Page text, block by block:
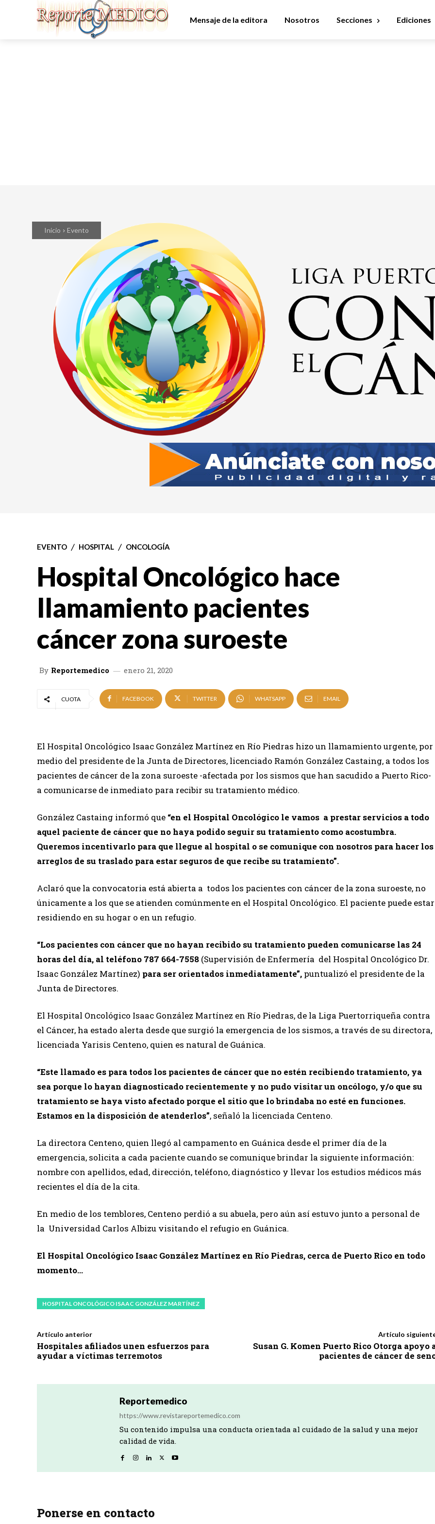
Mensaje de la editora Nosotros Secciones Ediciones
Inicio Evento
EVENTO HOSPITAL ONCOLOGÍA
Hospital Oncológico hace
llamamiento pacientes
cáncer zona suroeste
By Reportemedico enero 21, 2020
CUOTA FACEBOOK TWITTER WHATSAPP EMAIL
El Hospital Oncológico Isaac González Martínez en Río Piedras hizo un llamamiento urgente, por
medio del presidente de la Junta de Directores, licenciado Ramón González Castaing, a todos los
pacientes de cáncer de la zona suroeste -afectada por los sismos que han sacudido a Puerto Rico-
a comunicarse de inmediato para recibir su tratamiento médico.
González Castaing informó que “en el Hospital Oncológico le vamos a prestar servicios a todo
aquel paciente de cáncer que no haya podido seguir su tratamiento como acostumbra.
Queremos incentivarlo para que llegue al hospital o se comunique con nosotros para hacer los
arreglos de su traslado para estar seguros de que recibe su tratamiento”.
Aclaró que la convocatoria está abierta a todos los pacientes con cáncer de la zona suroeste, no
únicamente a los que se atienden comúnmente en el Hospital Oncológico. El paciente puede estar
residiendo en su hogar o en un refugio.
“Los pacientes con cáncer que no hayan recibido su tratamiento pueden comunicarse las 24
horas del día, al teléfono 787 664-7558 (Supervisión de Enfermería del Hospital Oncológico Dr.
Isaac González Martínez) para ser orientados inmediatamente”, puntualizó el presidente de la
Junta de Directores.
El Hospital Oncológico Isaac González Martínez en Río Piedras, de la Liga Puertorriqueña contra
el Cáncer, ha estado alerta desde que surgió la emergencia de los sismos, a través de su directora,
licenciada Yarisis Centeno, quien es natural de Guánica.
“Este llamado es para todos los pacientes de cáncer que no estén recibiendo tratamiento, ya
sea porque lo hayan diagnosticado recientemente y no pudo visitar un oncólogo, y/o que su
tratamiento se haya visto afectado porque el sitio que lo brindaba no esté en funciones.
Estamos en la disposición de atenderlos”, señaló la licenciada Centeno.
La directora Centeno, quien llegó al campamento en Guánica desde el primer día de la
emergencia, solicita a cada paciente cuando se comunique brindar la siguiente información:
nombre con apellidos, edad, dirección, teléfono, diagnóstico y llevar los estudios médicos más
recientes el día de la cita.
En medio de los temblores, Centeno perdió a su abuela, pero aún así estuvo junto a personal de
la Universidad Carlos Albizu visitando el refugio en Guánica.
El Hospital Oncológico Isaac González Martínez en Río Piedras, cerca de Puerto Rico en todo
momento…
HOSPITAL ONCOLÓGICO ISAAC GONZÁLEZ MARTÍNEZ
Artículo anterior
Hospitales afiliados unen esfuerzos para
ayudar a víctimas terremotos
Artículo
Susan G. Komen Puerto Rico Otorga apoyo
pacientes de cáncer de
Reportemedico
https://www.revistareportemedico.com
Su contenido impulsa una conducta orientada al cuidado de la salud y una mejor
calidad de vida.
Ponerse en contacto